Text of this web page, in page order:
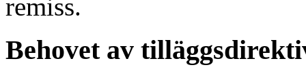
remiss.
Behovet av